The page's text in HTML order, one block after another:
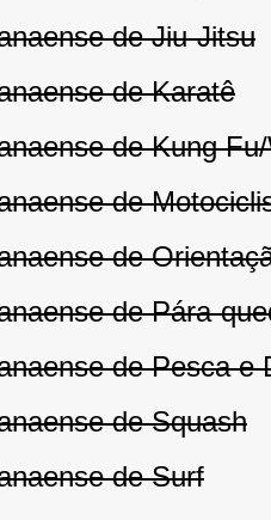
de Jiu-Jitsu
de Karatê
de Kung
de
de
de Pára-
de Pesca e
de Squash
de Surf